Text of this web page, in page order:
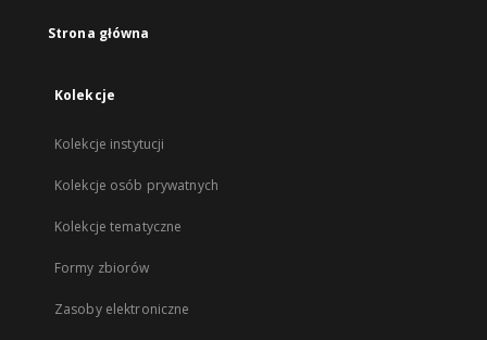
Strona główna
Kolekcje
Kolekcje instytucji
Kolekcje osób prywatnych
Kolekcje tematyczne
Formy zbiorów
Zasoby elektroniczne